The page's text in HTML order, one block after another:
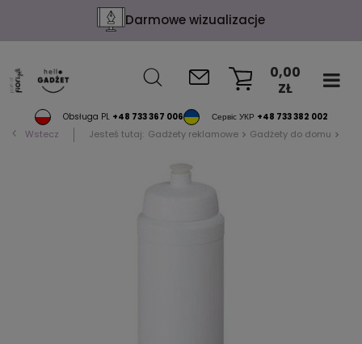
Darmowe wizualizacje
Obsługa PL +48 733 367 006 Сервіс УКР +48 733 382 002
0,00
ZŁ
Wstecz Jesteś tutaj: Gadżety reklamowe Gadżety do domu